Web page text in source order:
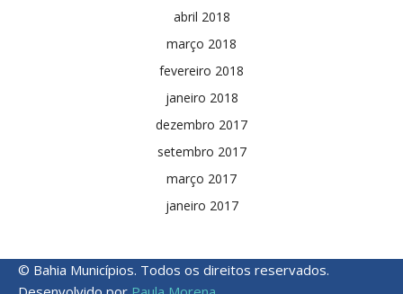
abril 2018
março 2018
fevereiro 2018
janeiro 2018
dezembro 2017
setembro 2017
março 2017
janeiro 2017
© Bahia Municípios. Todos os direitos reservados.